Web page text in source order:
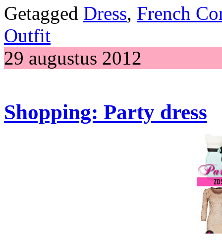
Getagged Dress, French
Outfit
29 augustus 2012
Shopping: Party dress